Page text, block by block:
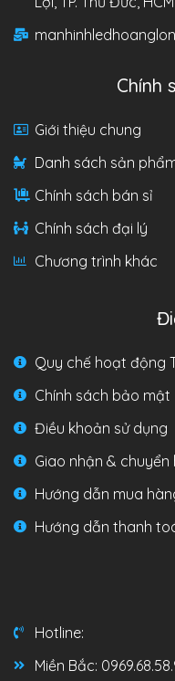
Chính
Giới thiệu chung
Danh sách sản
Chính sách bán sỉ
Chính sách đại lý
Chương trình khác
Quy chế hoạt động
Chính sách bảo mật
Điều khoản sử dụng
Giao nhận & chuyển
Hướng dẫn mua
Hướng dẫn thanh
Hotline:
Miền Bắc: